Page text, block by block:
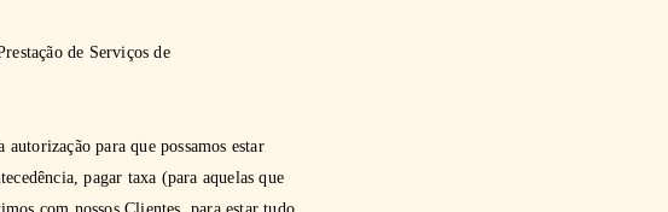
de Serviços de
para que possamos estar
pagar taxa (para aquelas que